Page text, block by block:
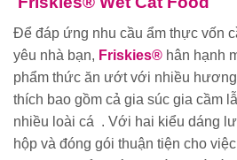
Để đáp ứng nhu cầu ẩm thực vốn
yêu nhà bạn, Friskies® hân hạnh
phẩm thức ăn ướt với nhiều
thích bao gồm cả gia súc gia cầm
nhiều loài cá . Với hai kiểu dáng
hộp và đóng gói thuận tiện cho